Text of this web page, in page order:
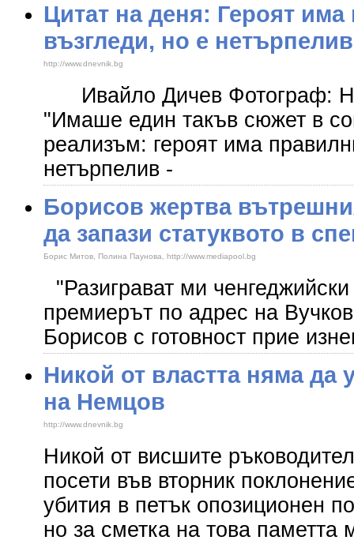
Цитат на деня: Героят
възгледи, но е нетърпелив
http://www.dnevnik.bg
Ивайло Дичев Фотограф:
"Имаше един такъв сюжет в
реализъм: героят има
нетърпелив -
Борисов жертва
да запази статуквото в
Борис Митов, Полина Паунова, http://www.mediapool.bg
"Разиграват ми
премиерът по адрес на
Борисов с готовност прие
Никой от властта няма да
на Немцов
http://www.dnevnik.bg
Никой от висшите
посети във вторник
убития в петък опозиционен
но за сметка на това паметта